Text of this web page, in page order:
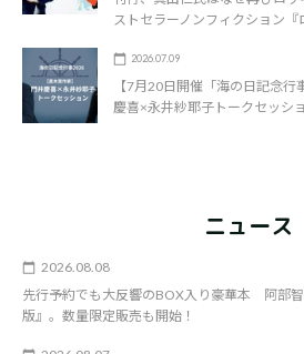
ストセラーノンフィクション『
2026.07.09
【7月20日開催「海の日記念
慶喜×永井紗耶子トークセッシ
ニュース
2026.08.08
先行予約でも大反響のBOX入り豪華本 阿部
版』。数量限定販売も開始！